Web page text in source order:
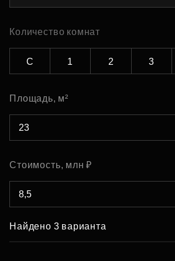
Количество комнат
С 1 2 3
Площадь, м²
Стоимость, млн ₽
Найдено 3 варианта